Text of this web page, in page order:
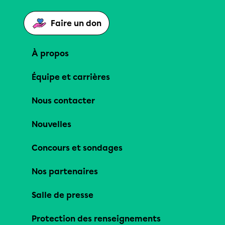
Faire un don
À propos
Équipe et carrières
Nous contacter
Nouvelles
Concours et sondages
Nos partenaires
Salle de presse
Protection des renseignements